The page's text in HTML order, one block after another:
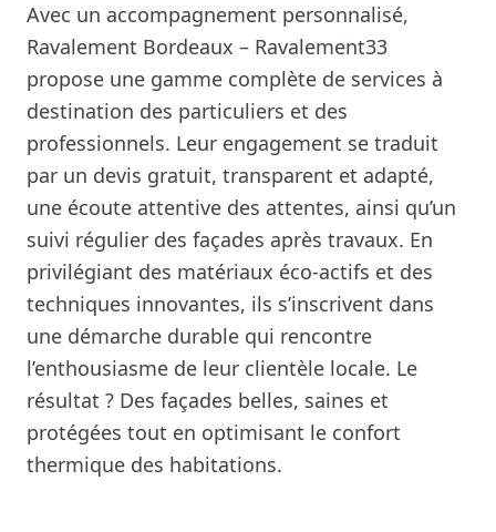
Avec un accompagnement personnalisé,
Ravalement Bordeaux – Ravalement33
propose une gamme complète de services à
destination des particuliers et des
professionnels. Leur engagement se traduit
par un devis gratuit, transparent et adapté,
une écoute attentive des attentes, ainsi qu’un
suivi régulier des façades après travaux. En
privilégiant des matériaux éco-actifs et des
techniques innovantes, ils s’inscrivent dans
une démarche durable qui rencontre
l’enthousiasme de leur clientèle locale. Le
résultat ? Des façades belles, saines et
protégées tout en optimisant le confort
thermique des habitations.